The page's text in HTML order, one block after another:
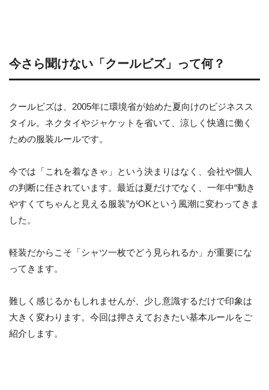
今さら聞けない「クールビズ」って何？
クールビズは、2005年に環境省が始めた夏向けのビジネスス
タイル。ネクタイやジャケットを省いて、涼しく快適に働く
ための服装ルールです。
今では「これを着なきゃ」という決まりはなく、会社や個人
の判断に任されています。最近は夏だけでなく、一年中“動き
やすくてちゃんと見える服装”がOKという風潮に変わってきま
した。
軽装だからこそ「シャツ一枚でどう見られるか」が重要にな
ってきます。
難しく感じるかもしれませんが、少し意識するだけで印象は
大きく変わります。今回は押さえておきたい基本ルールをご
紹介します。